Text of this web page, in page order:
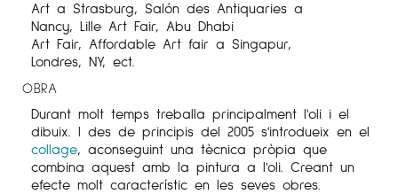
Art a Strasburg, Salón des Antiquaries a
Nancy, Lille Art Fair, Abu Dhabi
Art Fair, Affordable Art fair a Singapur,
Londres, NY, ect.
OBRA
Durant molt temps treballa principalment l'oli i el
dibuix. I des de principis del 2005 s'introdueix en el
collage, aconseguint una tècnica pròpia que
combina aquest amb la pintura a l'oli. Creant un
efecte molt característic en les seves obres.